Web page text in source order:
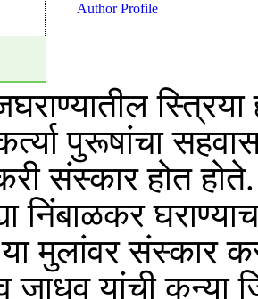
Author Profile
पुरूषांचा
संस्कार होत होते.
निंबाळकर
मुलांवर संस्कार
यांची कन्या